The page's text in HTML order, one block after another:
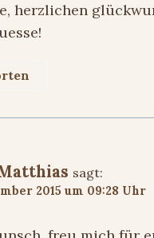
herzlichen
sagt:
2015 um 09:28 Uhr